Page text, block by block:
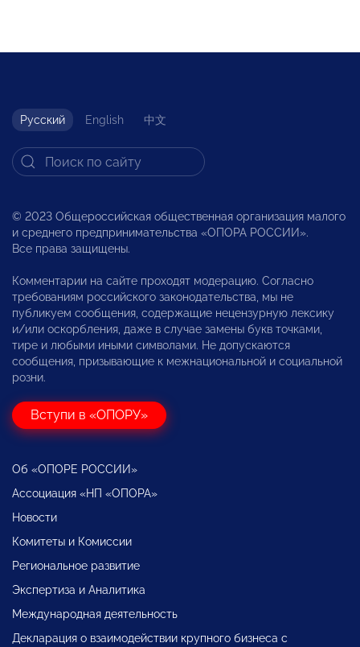
Русский English 中文
© 2023 Общероссийская общественная организация малого
и среднего предпринимательства «ОПОРА РОССИИ».
Все права защищены.
Комментарии на сайте проходят модерацию. Согласно
требованиям российского законодательства, мы не
публикуем сообщения, содержащие нецензурную лексику
и/или оскорбления, даже в случае замены букв точками,
тире и любыми иными символами. Не допускаются
сообщения, призывающие к межнациональной и социальной
розни.
Вступи в «ОПОРУ»
Об «ОПОРЕ РОССИИ»
Ассоциация «НП «ОПОРА»
Новости
Комитеты и Комиссии
Региональное развитие
Экспертиза и Аналитика
Международная деятельность
Декларация о взаимодействии крупного бизнеса с